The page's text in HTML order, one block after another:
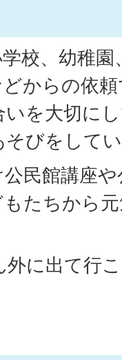
校、幼稚
からの依
を大切に
びをして
民館講座
たちから
に出て行